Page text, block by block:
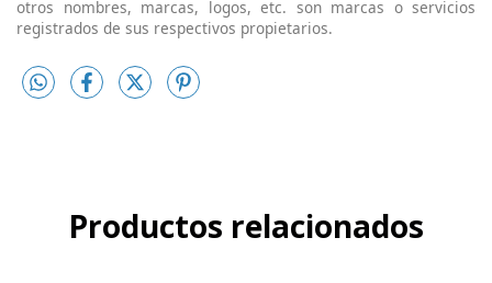
otros nombres, marcas, logos, etc. son marcas o servicios
registrados de sus respectivos propietarios.
Productos relacionados